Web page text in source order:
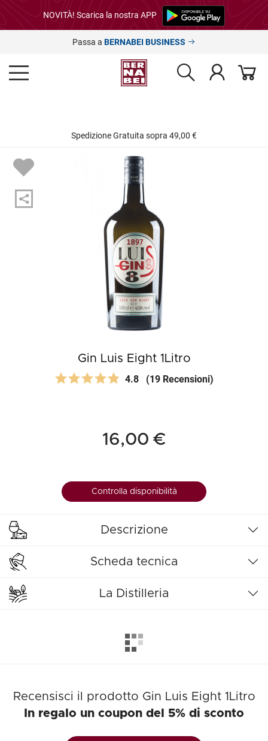
NOVITÀ! Scarica la nostra APP
Passa a BERNABEI BUSINESS
Spedizione Gratuita sopra 49,00 €
Gin Luis Eight 1Litro
4.8 (19 Recensioni)
16,00 €
Controlla disponibilità
Descrizione
Scheda tecnica
La Distilleria
Recensisci il prodotto Gin Luis Eight 1Litro
In regalo un coupon del 5% di sconto